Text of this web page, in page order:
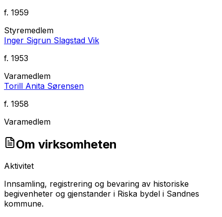
f. 1959
Styremedlem
Inger Sigrun Slagstad Vik
f. 1953
Varamedlem
Torill Anita Sørensen
f. 1958
Varamedlem
Om virksomheten
Aktivitet
Innsamling, registrering og bevaring av historiske
begivenheter og gjenstander i Riska bydel i Sandnes
kommune.